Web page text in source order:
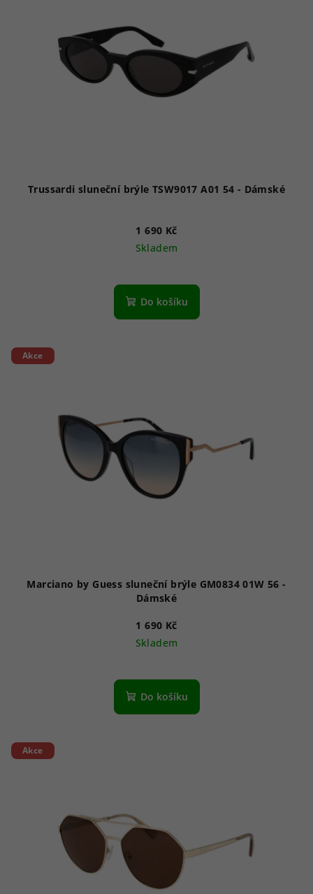
Trussardi sluneční brýle TSW9017 A01 54 - Dámské
1 690 Kč
Skladem
Do košíku
Akce
Marciano by Guess sluneční brýle GM0834 01W 56 -
Dámské
1 690 Kč
Skladem
Do košíku
Akce